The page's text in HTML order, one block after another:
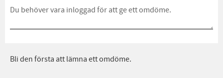
Bli den första att lämna ett omdöme.